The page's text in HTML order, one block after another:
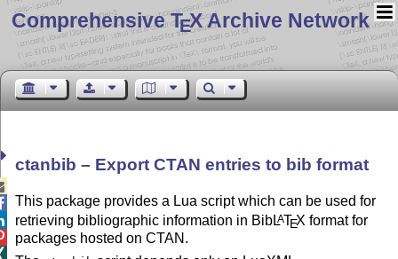
Comprehensive TEX Archive Network
ctanbib – Export CTAN entries to bib format
This package provides a Lua script which can be used for
retrieving bibliographic information in BibLATEX format for
packages hosted on CTAN.